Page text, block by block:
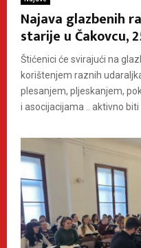
Najava glazbenih
starije u Čakovcu,
Štićenici će svirajući na
korištenjem raznih
plesanjem, pljeskanjem,
i asocijacijama .. aktivno biti